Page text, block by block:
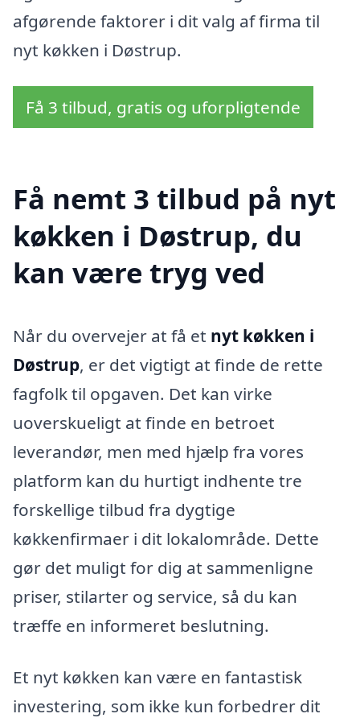
afgørende faktorer i dit valg af firma til
nyt køkken i Døstrup.
Få 3 tilbud, gratis og uforpligtende
Få nemt 3 tilbud på nyt
køkken i Døstrup, du
kan være tryg ved
Når du overvejer at få et nyt køkken i
Døstrup, er det vigtigt at finde de rette
fagfolk til opgaven. Det kan virke
uoverskueligt at finde en betroet
leverandør, men med hjælp fra vores
platform kan du hurtigt indhente tre
forskellige tilbud fra dygtige
køkkenfirmaer i dit lokalområde. Dette
gør det muligt for dig at sammenligne
priser, stilarter og service, så du kan
træffe en informeret beslutning.
Et nyt køkken kan være en fantastisk
investering, som ikke kun forbedrer dit